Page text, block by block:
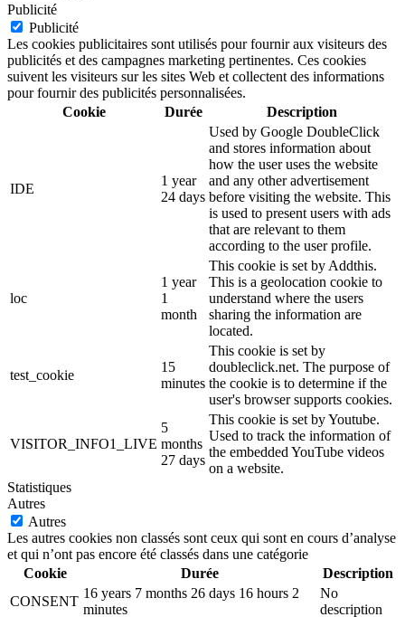
Publicité
Publicité
Les cookies publicitaires sont utilisés pour fournir aux visiteurs des
publicités et des campagnes marketing pertinentes. Ces cookies
suivent les visiteurs sur les sites Web et collectent des informations
pour fournir des publicités personnalisées.
Cookie
Durée Description
IDE
1 year
24 days
Used by Google DoubleClick
and stores information about
how the user uses the website
and any other advertisement
before visiting the website. This
is used to present users with ads
that are relevant to them
according to the user profile.
loc
1 year
1
month
This cookie is set by Addthis.
This is a geolocation cookie to
understand where the users
sharing the information are
located.
test_cookie
15
minutes
This cookie is set by
doubleclick.net. The purpose of
the cookie is to determine if the
user's browser supports cookies.
VISITOR_INFO1_LIVE
5
months
27 days
This cookie is set by Youtube.
Used to track the information of
the embedded YouTube videos
on a website.
Statistiques
Autres
Autres
Les autres cookies non classés sont ceux qui sont en cours d’analyse
et qui n’ont pas encore été classés dans une catégorie
Cookie
Durée
Description
CONSENT
16 years 7 months 26 days 16 hours 2
minutes
No
description